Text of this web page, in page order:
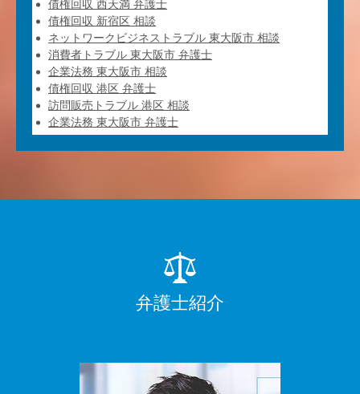
債権回収 西天満 弁護士
債権回収 新宿区 相談
ネットワークビジネストラブル 東大阪市 相談
消費者トラブル 東大阪市 弁護士
企業法務 東大阪市 相談
債権回収 港区 弁護士
訪問販売トラブル 港区 相談
企業法務 東大阪市 弁護士
弁護士紹介